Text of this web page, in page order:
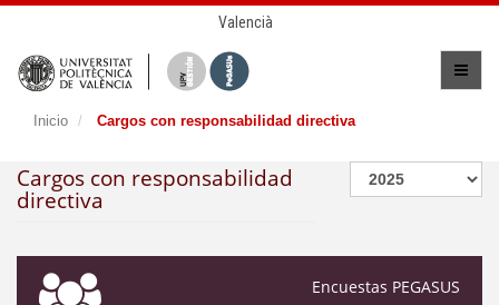
Valencià
Inicio Cargos con responsabilidad directiva
Cargos con responsabilidad
directiva
Encuestas PEGASUS